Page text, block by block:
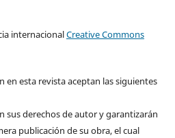
internacionalCreative Commons
en esta revista aceptan las siguientes
sus derechos de autor y garantizarán
publicación de su obra, el cual